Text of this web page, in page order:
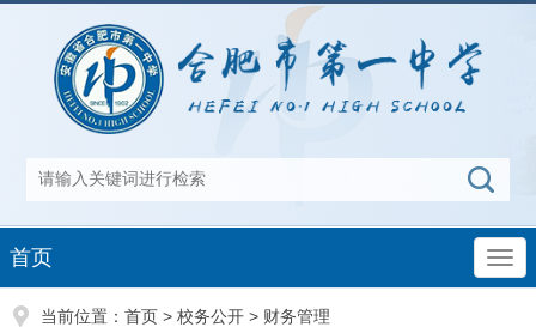
首页
当前位置： 首页 > 校务公开 > 财务管理